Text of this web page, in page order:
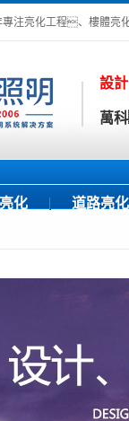
專注亮化工程、樓體亮
設
萬
化 道路亮化